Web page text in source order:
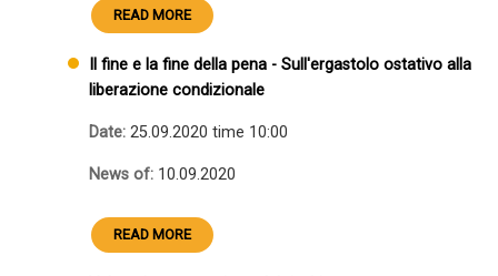
READ MORE
Il fine e la fine della pena - Sull'ergastolo ostativo alla
liberazione condizionale
Date: 25.09.2020 time 10:00
News of: 10.09.2020
READ MORE